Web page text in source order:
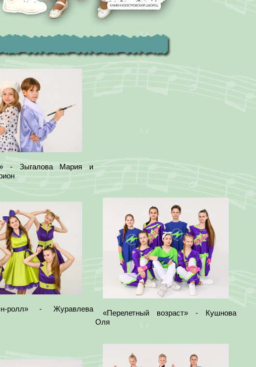
- Зыгалова Мария и
ролл» - Журавлева
«Перелетный возраст» - Кушнова
Оля